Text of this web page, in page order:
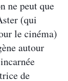
ne peut que
(qui
le cinéma)
autour
de